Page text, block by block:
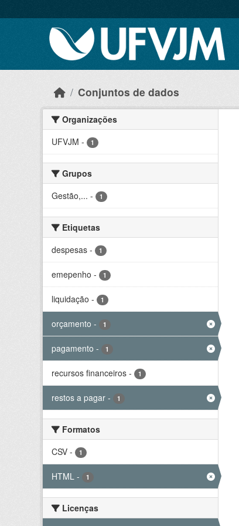
Conjuntos de dados
Organizações
UFVJM - 1
Grupos
Gestão,... - 1
Etiquetas
despesas - 1
emepenho - 1
liquidação - 1
orçamento - 1
pagamento - 1
recursos financeiros - 1
restos a pagar - 1
Formatos
CSV - 1
HTML - 1
Licenças